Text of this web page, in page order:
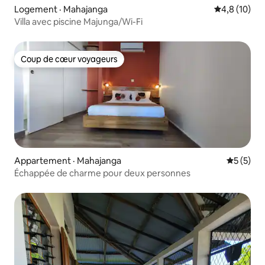
Logement · Mahajanga Note
4,8 (10)
Villa avec piscine Majunga/Wi-Fi
Coup de cœur voyageurs
Coup de cœur voyageurs
Appartement · Mahajanga Note
5 (5)
Échappée de charme pour deux personnes